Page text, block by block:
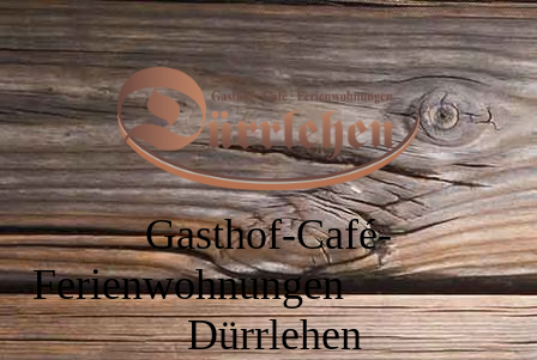
Gasthof-Café-
Ferienwohnungen
Dürrlehen